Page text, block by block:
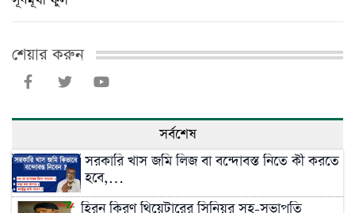
শেয়ার করুন
সর্বশেষ
সরকারি খাস জমি লিজ বা বন্দোবস্ত নিতে কী করতে
হবে,…
হিরন কিরণ থিয়েটারের সিনিয়র সহ-সভাপতি